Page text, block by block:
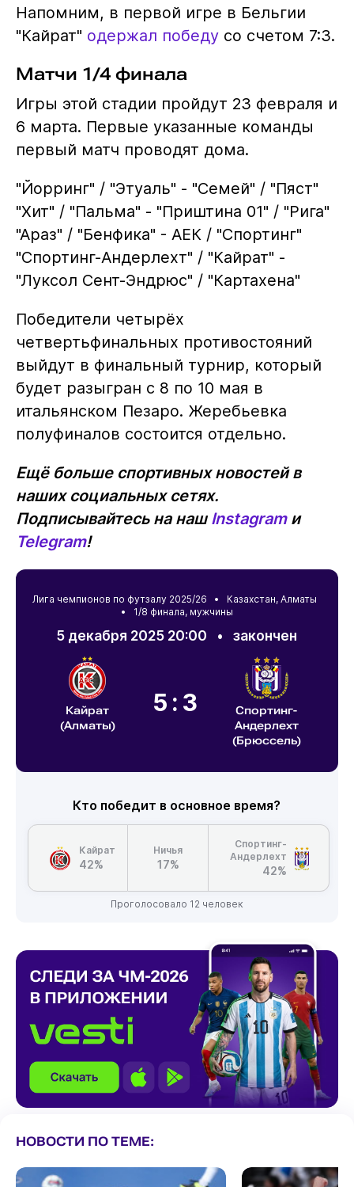
Напомним, в первой игре в Бельгии
"Кайрат" одержал победусо счетом 7:3.
Матчи 1/4 финала
Игры этой стадии пройдут 23 февраля и
6 марта. Первые указанные команды
первый матч проводят дома.
"Йорринг" / "Этуаль" - "Семей" / "Пяст"
"Хит" / "Пальма" - "Приштина 01" / "Рига"
"Араз" / "Бенфика" - АЕК / "Спортинг"
"Спортинг-Андерлехт" / "Кайрат" -
"Луксол Сент-Эндрюс" / "Картахена"
Победители четырёх
четвертьфинальных противостояний
выйдут в финальный турнир, который
будет разыгран с 8 по 10 мая в
итальянском Пезаро. Жеребьевка
полуфиналов состоится отдельно.
Ещё больше спортивных новостей в
наших социальных сетях.
Подписывайтесь на нашInstagramи
Telegram!
Лига чемпионов по футзалу 2025/26 • Казахстан, Алматы
• 1/8 финала, мужчины
5 декабря 2025 20:00 •закончен
Кайрат
(Алматы)
5:3
Спортинг-
Андерлехт
(Брюссель)
Кто победит в основное время?
Кайрат
42%
Ничья
17%
Спортинг-
Андерлехт
42%
Проголосовало 12 человек
НОВОСТИ ПО ТЕМЕ: